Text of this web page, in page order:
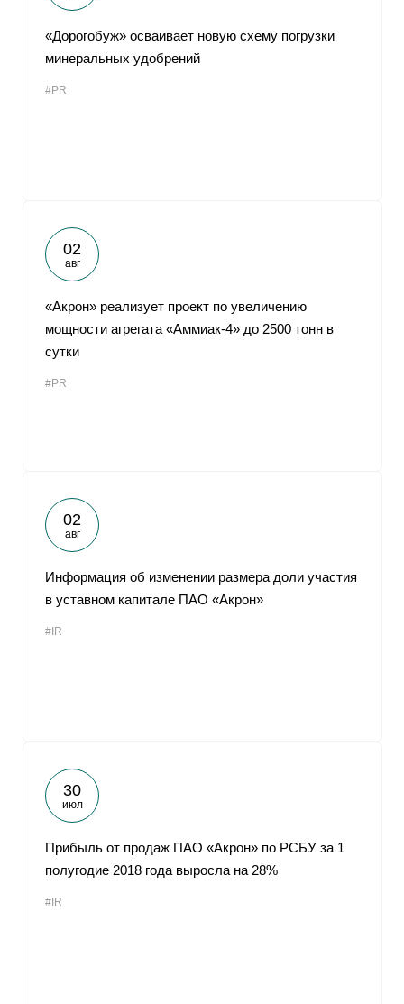
«Дорогобуж» осваивает новую схему погрузки
минеральных удобрений
#PR
02
авг
«Акрон» реализует проект по увеличению
мощности агрегата «Аммиак-4» до 2500 тонн в
сутки
#PR
02
авг
Информация об изменении размера доли участия
в уставном капитале ПАО «Акрон»
#IR
30
июл
Прибыль от продаж ПАО «Акрон» по РСБУ за 1
полугодие 2018 года выросла на 28%
#IR